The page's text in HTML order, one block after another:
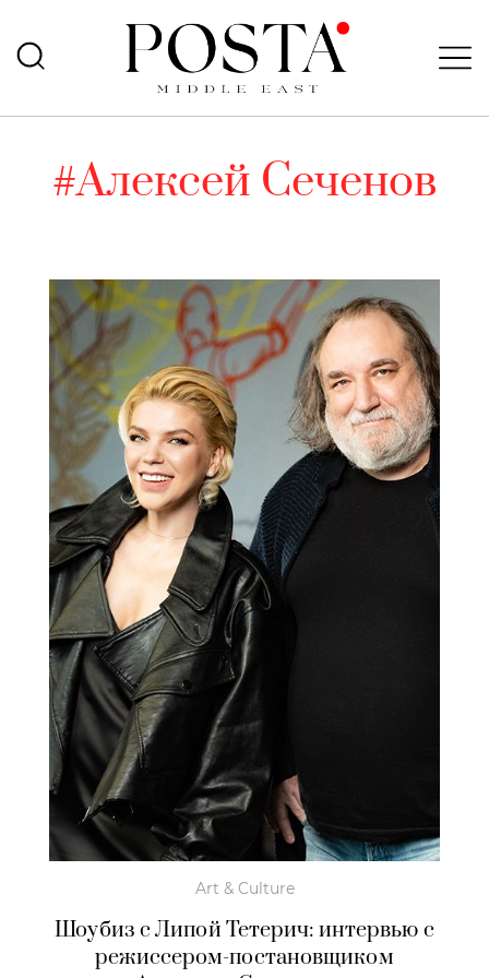
#Алексей Сеченов
Art & Culture
Шоубиз с Липой Тетерич: интервью с
режиссером-постановщиком